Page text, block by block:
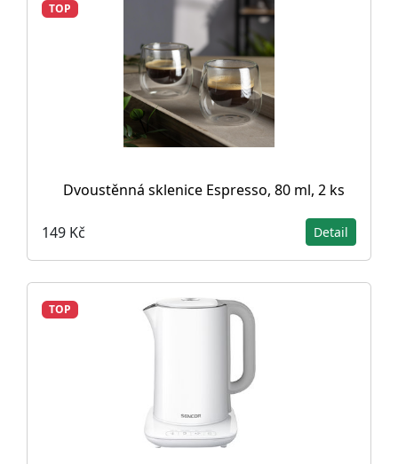
TOP
Dvoustěnná sklenice Espresso, 80 ml, 2 ks
149 Kč Detail
TOP